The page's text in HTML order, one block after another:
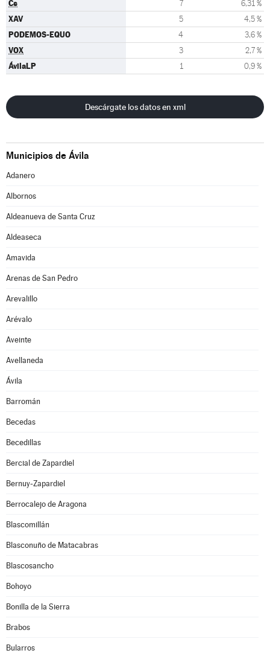
Cs 7 6,31 %
XAV 5 4,5 %
PODEMOS-EQUO 4 3,6 %
VOX 3 2,7 %
ÁvilaLP 1 0,9 %
Descárgate los datos en xml
Municipios de Ávila
Adanero
Albornos
Aldeanueva de Santa Cruz
Aldeaseca
Amavida
Arenas de San Pedro
Arevalillo
Arévalo
Aveinte
Avellaneda
Ávila
Barromán
Becedas
Becedillas
Bercial de Zapardiel
Bernuy-Zapardiel
Berrocalejo de Aragona
Blascomillán
Blasconuño de Matacabras
Blascosancho
Bohoyo
Bonilla de la Sierra
Brabos
Bularros